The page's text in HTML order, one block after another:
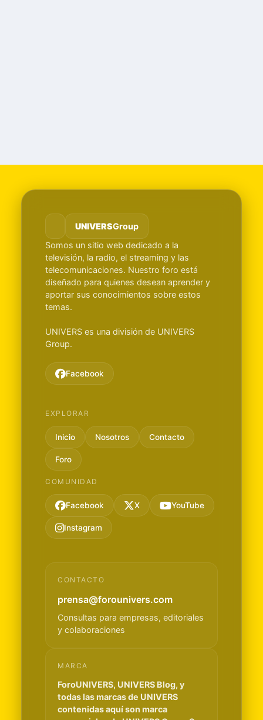
UNIVERSGroup
Somos un sitio web dedicado a la
televisión, la radio, el streaming y las
telecomunicaciones. Nuestro foro está
diseñado para quienes desean aprender y
aportar sus conocimientos sobre estos
temas.
UNIVERS es una división de UNIVERS
Group.
Facebook
EXPLORAR
Inicio Nosotros Contacto
Foro
COMUNIDAD
Facebook X YouTube
Instagram
CONTACTO
prensa@forounivers.com
Consultas para empresas, editoriales
y colaboraciones
MARCA
ForoUNIVERS, UNIVERS Blog, y
todas las marcas de UNIVERS
contenidas aquí son marca